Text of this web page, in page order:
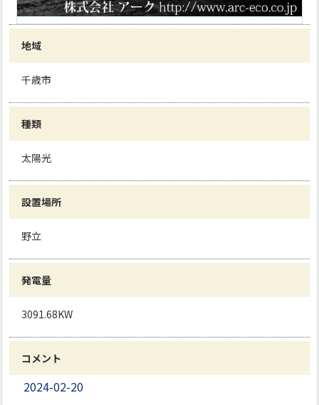
地域
千歳市
種類
太陽光
設置場所
野立
発電量
3091.68KW
コメント
2024-02-20